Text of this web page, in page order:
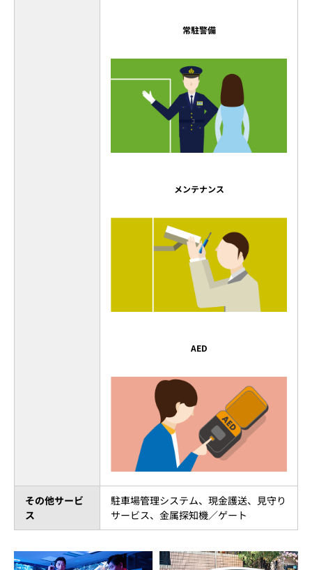
常駐警備
メンテナンス
AED
その他サービ
ス
駐車場管理システム、現金護送、見守り
サービス、金属探知機／ゲート